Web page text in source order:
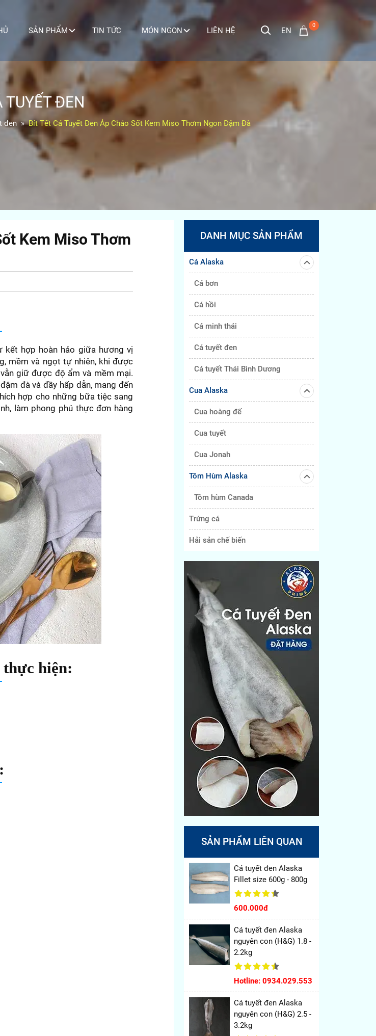
SẢN PHẨM TIN TỨC MÓN NGON LIÊN HỆ EN
0
TUYẾT ĐEN
đen Bít Tết Cá Tuyết Đen Áp Chảo Sốt Kem Miso Thơm Ngon Đậm Đà
Kem Miso Thơm
hợp hoàn hảo giữa hương vị
mềm và ngọt tự nhiên, khi được
giữ được độ ẩm và mềm mại.
đà và đầy hấp dẫn, mang đến
hợp cho những bữa tiệc sang
làm phong phú thực đơn hàng
hiện:
DANH MỤC SẢN PHẨM
Cá Alaska
Cá bơn
Cá hồi
Cá minh thái
Cá tuyết đen
Cá tuyết Thái Bình Dương
Cua Alaska
Cua hoàng đế
Cua tuyết
Cua Jonah
Tôm Hùm Alaska
Tôm hùm Canada
Trứng cá
Hải sản chế biến
SẢN PHẨM LIÊN QUAN
Cá tuyết đen Alaska
Fillet size 600g - 800g
600.000đ
Cá tuyết đen Alaska
nguyên con (H&G) 1.8 -
2.2kg
Hotline: 0934.029.553
Cá tuyết đen Alaska
nguyên con (H&G) 2.5 -
3.2kg